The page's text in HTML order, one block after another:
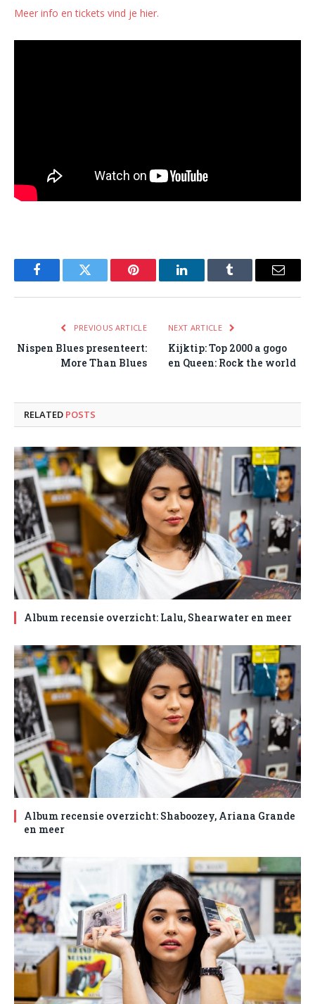
Meer info en tickets vind je hier.
FacebookTwitter Pinterest LinkedInTumblr Email
PREVIOUS ARTICLE
Nispen Blues presenteert:
More Than Blues
NEXT ARTICLE
Kijktip: Top 2000 a gogo
en Queen: Rock the world
RELATED POSTS
Album recensie overzicht: Lalu, Shearwater en meer
Album recensie overzicht: Shaboozey, Ariana Grande
en meer